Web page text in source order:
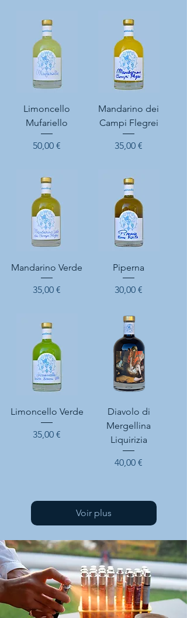
Limoncello
Mufariello
Prix
50,00 €
Mandarino dei
Campi Flegrei
Prix
35,00 €
Mandarino Verde
Prix
35,00 €
Piperna
Prix
30,00 €
Limoncello Verde
Prix
35,00 €
Diavolo di
Mergellina
Liquirizia
Prix
40,00 €
Voir plus